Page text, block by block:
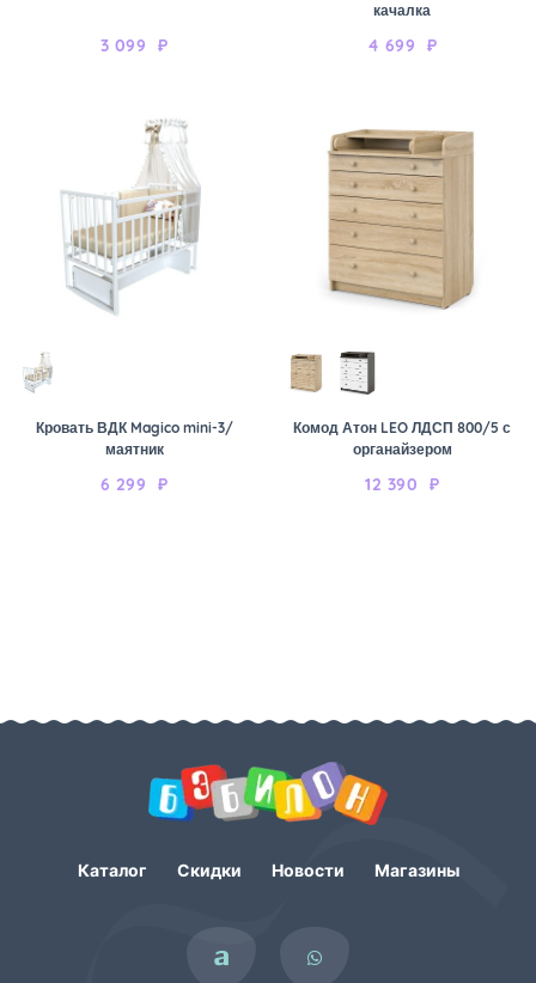
3 099 ₽
качалка
4 699 ₽
Кровать ВДК Magico mini-3/
маятник
6 299 ₽
Комод Атон LEO ЛДСП 800/5 с
органайзером
12 390 ₽
Каталог Скидки Новости Магазины